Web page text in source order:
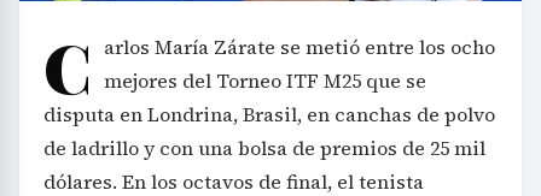
C
arlos María Zárate se metió entre los ocho
mejores del Torneo ITF M25 que se
disputa en Londrina, Brasil, en canchas de polvo
de ladrillo y con una bolsa de premios de 25 mil
dólares. En los octavos de final, el tenista